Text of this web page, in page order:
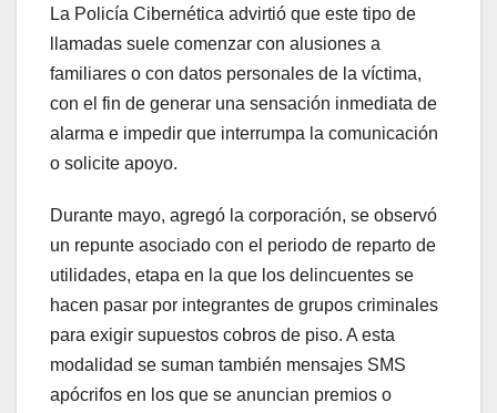
La Policía Cibernética advirtió que este tipo de
llamadas suele comenzar con alusiones a
familiares o con datos personales de la víctima,
con el fin de generar una sensación inmediata de
alarma e impedir que interrumpa la comunicación
o solicite apoyo.
Durante mayo, agregó la corporación, se observó
un repunte asociado con el periodo de reparto de
utilidades, etapa en la que los delincuentes se
hacen pasar por integrantes de grupos criminales
para exigir supuestos cobros de piso. A esta
modalidad se suman también mensajes SMS
apócrifos en los que se anuncian premios o